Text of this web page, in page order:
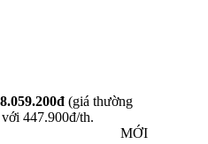
8.059.200đ (giá thường
447.900đ/th.
MỚI